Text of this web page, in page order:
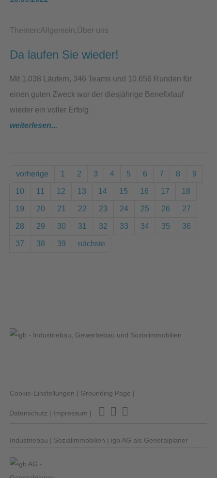
Themen:Allgemein Über uns
Da laufen Sie wieder!
Mit 1.038 Läufern, 346 Teams und 10.656 Runden für
einen guten Zweck war der diesjährige Benefixlauf
wieder ein voller Erfolg.
weiterlesen...
vorherige 1 2 3 4 5 6 7 8 9
10 11 12 13 14 15 16 17 18
19 20 21 22 23 24 25 26 27
28 29 30 31 32 33 34 35 36
37 38 39 nächste
Cookie-Einstellungen | Grounding Page |
Datenschutz | Impressum |
Industriebau | Sozialimmobilien | igb AG als Generalplaner